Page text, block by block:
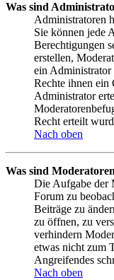
Was sind
Administratoren
Sie können jede
Berechtigungen
erstellen,
ein Administrator
Rechte ihnen ein
Administrator
Recht erteilt
Nach oben
Was sind
Die Aufgabe der
Forum zu
Beiträge zu
zu öffnen, zu
verhindern
etwas nicht zum
Angreifendes
Nach oben